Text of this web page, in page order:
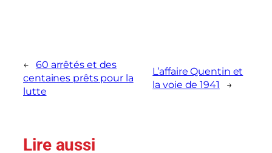
←
60 arrêtés et des
centaines prêts pour la
lutte
L’affaire Quentin et
la voie de 1941
→
Lire aussi